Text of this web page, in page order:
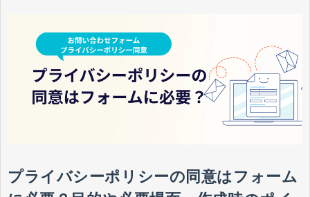
プライバシーポリシーの同意はフォーム